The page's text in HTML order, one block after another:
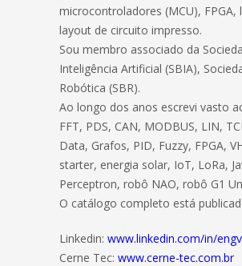
microcontroladores (MCU),
layout de circuito impresso.
Sou membro associado da
Inteligência Artificial (SBIA),
Robótica (SBR).
Ao longo dos anos escrevi vasto
FFT, PDS, CAN, MODBUS, LIN,
Data, Grafos, PID, Fuzzy, FPGA,
starter, energia solar, IoT, LoRa,
Perceptron, robô NAO, robô G1
O catálogo completo está
Linkedin:www.linkedin.com/in/
Cerne Tec:www.cerne-tec.com.br